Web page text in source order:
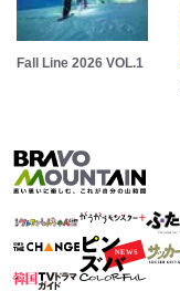
Fall Line 2026 VOL.1